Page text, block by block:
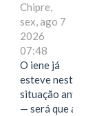
Chipre,
sex, ago 7
2026
07:48
O iene já
esteve nesta
situação antes
— será que a